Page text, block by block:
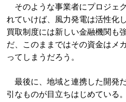
そのような事業者にプロジェ
れていけば、風力発電は活性化
買取制度には新しい金融機関も
だ、このままではその資金はメ
ってしまうだろう。
最後に、地域と連携した開発
引なものが目立ちはじめている